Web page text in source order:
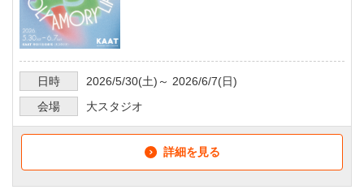
日時 2026/5/30(土)～ 2026/6/7(日)
会場
大スタジオ
詳細を見る